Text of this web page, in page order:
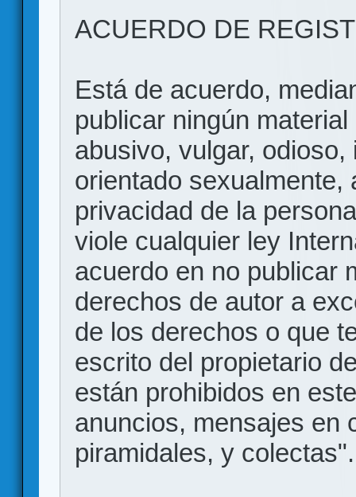
ACUERDO DE
Está de acuerdo,
publicar ningún
abusivo, vulgar,
orientado sexualmente,
privacidad de la
viole cualquier ley
acuerdo en no publicar
derechos de autor a
de los derechos o que
escrito del propietario
están prohibidos en
anuncios, mensajes en
piramidales, y colectas".